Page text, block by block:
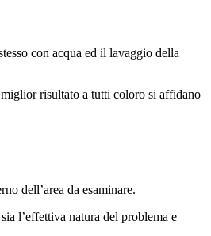
con acqua ed il lavaggio della
miglior risultato a tutti coloro si affidano
dell’area da esaminare.
l’effettiva natura del problema e